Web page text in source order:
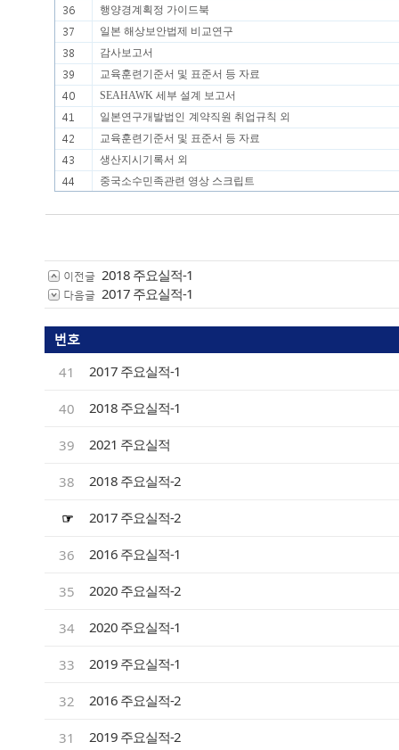
36 행양경계획정 가이드북
37 일본 해상보안법제 비교연구
38 감사보고서
39 교육훈련기준서 및 표준서 등 자료
40 SEAHAWK 세부 설계 보고서
41 일본연구개발법인 계약직원 취업규칙 외
42 교육훈련기준서 및 표준서 등 자료
43 생산지시기록서 외
44 중국소수민족관련 영상 스크립트
이전글 2018 주요실적-1
다음글 2017 주요실적-1
번호
41
2017 주요실적-1
40 2018 주요실적-1
39 2021 주요실적
38 2018 주요실적-2
☞ 2017 주요실적-2
36 2016 주요실적-1
35 2020 주요실적-2
34 2020 주요실적-1
33 2019 주요실적-1
32 2016 주요실적-2
31 2019 주요실적-2